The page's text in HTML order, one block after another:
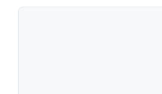
Kommentar